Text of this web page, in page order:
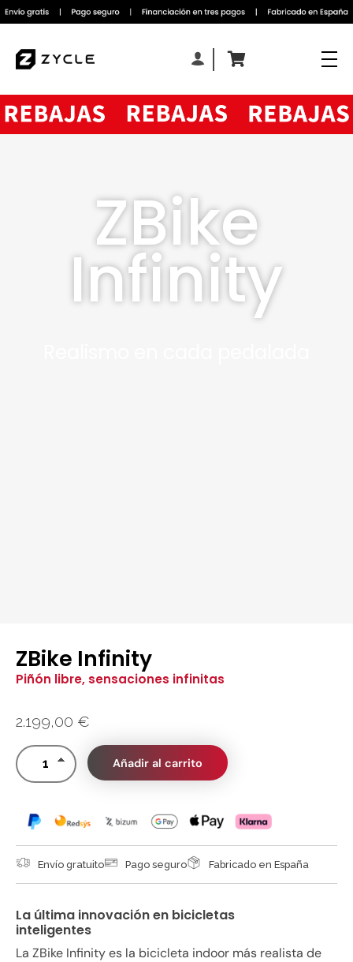
ZBike
Infinity
ZBike Infinity
Piñón libre, sensaciones infinitas
2.199,00 €
Añadir al carrito
Envío gratuito Pago seguro Fabricado en España
La última innovación en bicicletas
inteligentes
La ZBike Infinity es la bicicleta indoor más realista de